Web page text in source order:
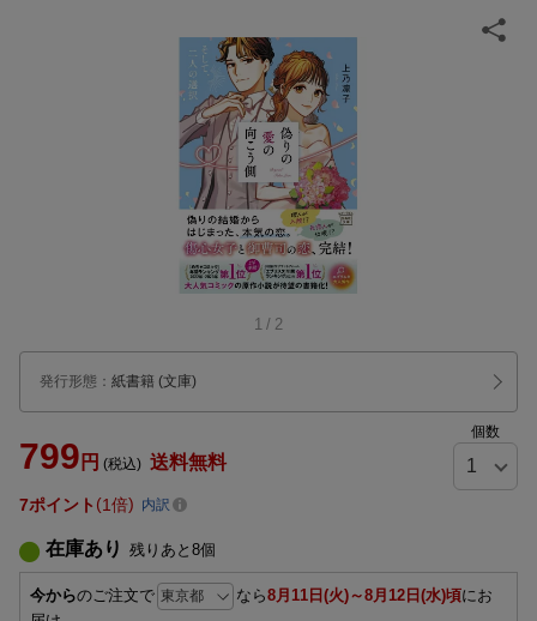
1 / 2
発行形態 ： 紙書籍 (文庫)
799 円 (税込) 送料無料
個数
7ポイント 1倍 内訳
在庫あり 残りあと 8個
今からのご注文で なら8月11日(火)～8月12日(水)頃にお